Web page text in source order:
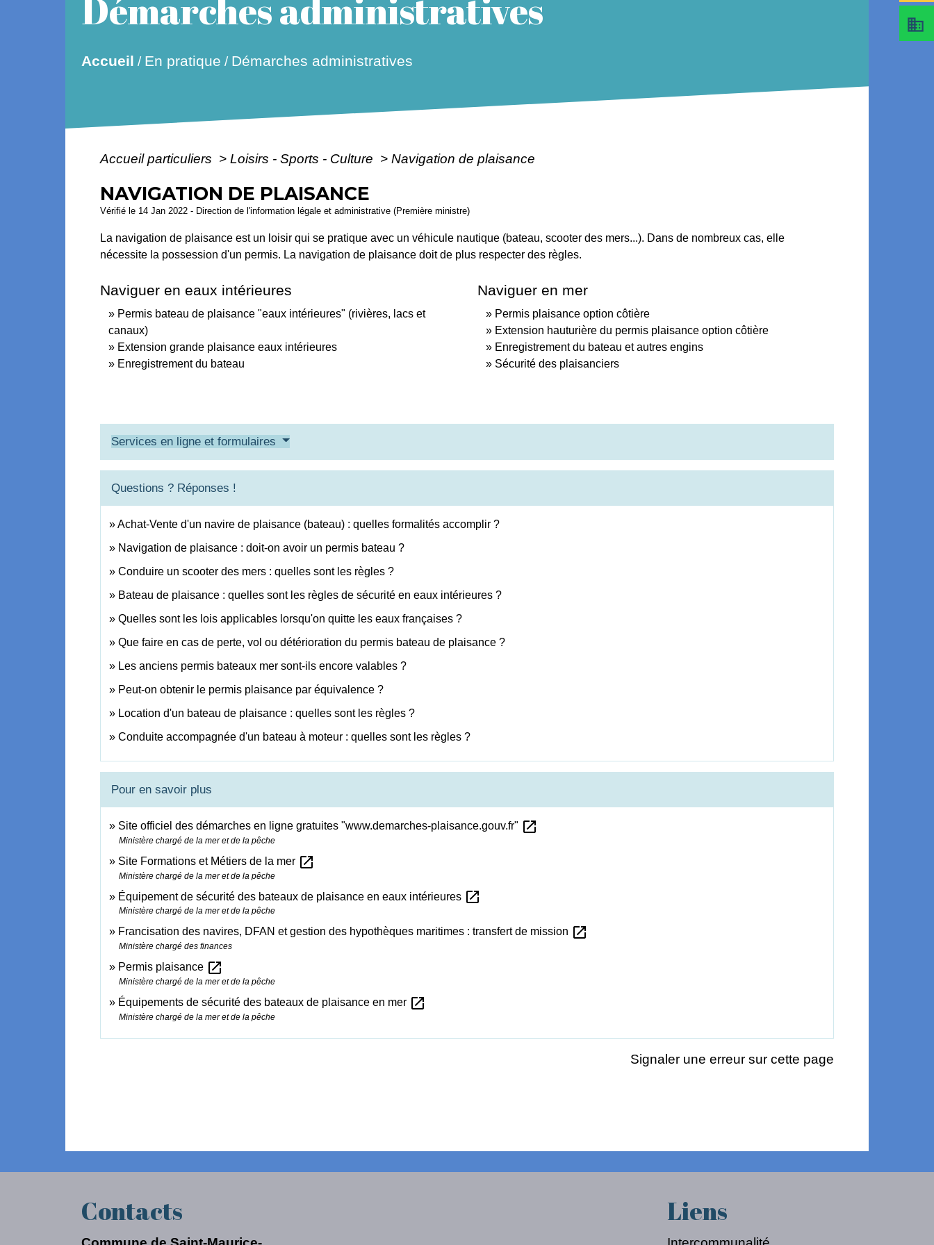
Démarches administratives
Accueil / En pratique / Démarches administratives
Accueil particuliers > Loisirs - Sports - Culture > Navigation de plaisance
NAVIGATION DE PLAISANCE
Vérifié le 14 Jan 2022 - Direction de l'information légale et administrative (Première ministre)
La navigation de plaisance est un loisir qui se pratique avec un véhicule nautique (bateau, scooter des mers...). Dans de nombreux cas, elle
nécessite la possession d'un permis. La navigation de plaisance doit de plus respecter des règles.
Naviguer en eaux intérieures
Permis bateau de plaisance "eaux intérieures" (rivières, lacs et
canaux)
Extension grande plaisance eaux intérieures
Enregistrement du bateau
Naviguer en mer
Permis plaisance option côtière
Extension hauturière du permis plaisance option côtière
Enregistrement du bateau et autres engins
Sécurité des plaisanciers
Services en ligne et formulaires
Questions ? Réponses !
Achat-Vente d'un navire de plaisance (bateau) : quelles formalités accomplir ?
Navigation de plaisance : doit-on avoir un permis bateau ?
Conduire un scooter des mers : quelles sont les règles ?
Bateau de plaisance : quelles sont les règles de sécurité en eaux intérieures ?
Quelles sont les lois applicables lorsqu'on quitte les eaux françaises ?
Que faire en cas de perte, vol ou détérioration du permis bateau de plaisance ?
Les anciens permis bateaux mer sont-ils encore valables ?
Peut-on obtenir le permis plaisance par équivalence ?
Location d'un bateau de plaisance : quelles sont les règles ?
Conduite accompagnée d'un bateau à moteur : quelles sont les règles ?
Pour en savoir plus
Site officiel des démarches en ligne gratuites "www.demarches-plaisance.gouv.fr" open_in_new
Ministère chargé de la mer et de la pêche
Site Formations et Métiers de la mer open_in_new
Ministère chargé de la mer et de la pêche
Équipement de sécurité des bateaux de plaisance en eaux intérieures open_in_new
Ministère chargé de la mer et de la pêche
Francisation des navires, DFAN et gestion des hypothèques maritimes : transfert de mission open_in_new
Ministère chargé des finances
Permis plaisance open_in_new
Ministère chargé de la mer et de la pêche
Équipements de sécurité des bateaux de plaisance en mer open_in_new
Ministère chargé de la mer et de la pêche
Signaler une erreur sur cette page
business
Contacts Liens